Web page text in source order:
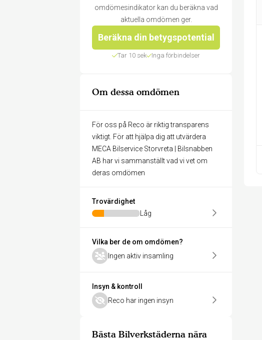
omdömesindikator kan du beräkna vad
aktuella omdömen ger.
Beräkna din betygspotential
Tar 10 sek Inga förbindelser
Om dessa omdömen
För oss på Reco är riktig transparens
viktigt. För att hjälpa dig att utvärdera
MECA Bilservice Storvreta | Bilsnabben
AB har vi sammanställt vad vi vet om
deras omdömen
Trovärdighet
Låg
Vilka ber de om omdömen?
Ingen aktiv insamling
Insyn & kontroll
Reco har ingen insyn
Bästa Bilverkstäderna nära